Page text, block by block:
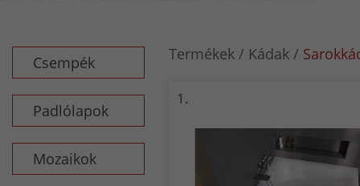
Csempék
Padlólapok
Mozaikok
Termékek Kádak
1.